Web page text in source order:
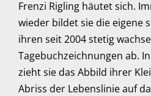
Frenzi Rigling häutet sich.
wieder bildet sie die eigene
ihren seit 2004 stetig
Tagebuchzeichnungen ab.
zieht sie das Abbild ihrer
Abriss der Lebenslinie auf